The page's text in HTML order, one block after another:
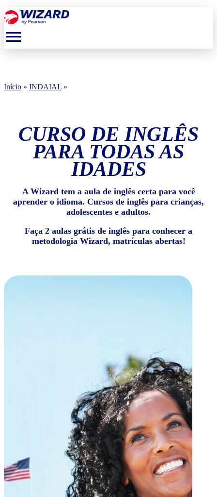
menu
Início » INDAIAL »
CURSO DE INGLÊS
PARA TODAS AS
IDADES
A Wizard tem a aula de inglês certa para você
aprender o idioma. Cursos de inglês para crianças,
adolescentes e adultos.
Faça 2 aulas grátis de inglês para conhecer a
metodologia Wizard, matrículas abertas!